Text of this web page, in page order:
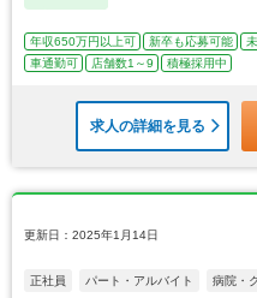
年収650万円以上可 新卒も応募可能
車通勤可
店舗数1～9 積極採用中
求人の詳細を見る
更新日：2025年1月14日
正社員 パート・アルバイト 病院・